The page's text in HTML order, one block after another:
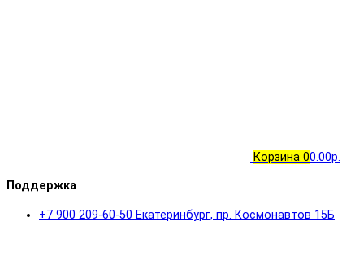
Корзина 00.00р.
Поддержка
+7 900 209-60-50 Екатеринбург, пр. Космонавтов 15Б